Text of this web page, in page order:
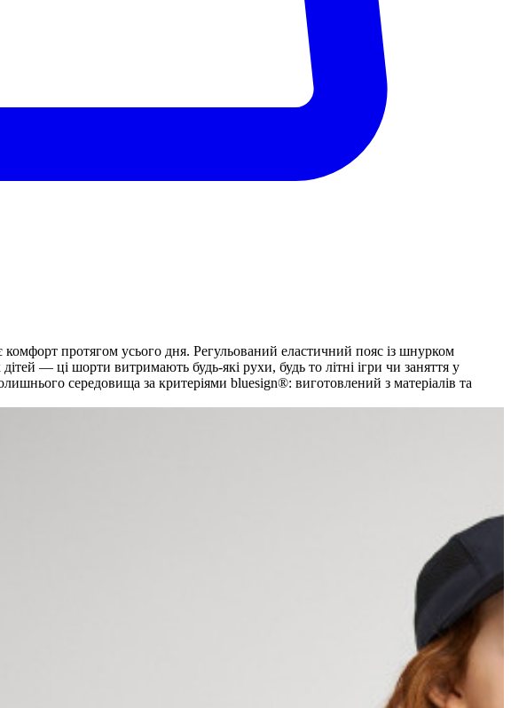
протягом усього дня. Регульований еластичний пояс із шнурком
— ці шорти витримають будь-які рухи, будь то літні ігри чи заняття у
середовища за критеріями bluesign®: виготовлений з матеріалів та